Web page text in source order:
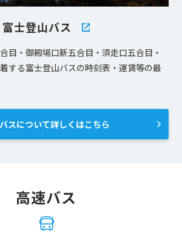
富士登山バス
目・御殿場口新五合目・須走口五合目・
する富士登山バスの時刻表・運賃等の最
スについて詳しくはこちら
高速バス